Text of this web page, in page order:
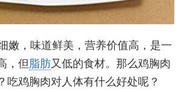
嫩，味道鲜美，营养价值高，是一
，但脂肪又低的食材。那么鸡胸肉
吃鸡胸肉对人体有什么好处呢？